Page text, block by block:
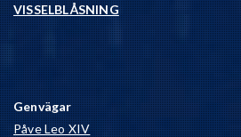
VISSELBLÅSNING
Genvägar
Påve Leo XIV